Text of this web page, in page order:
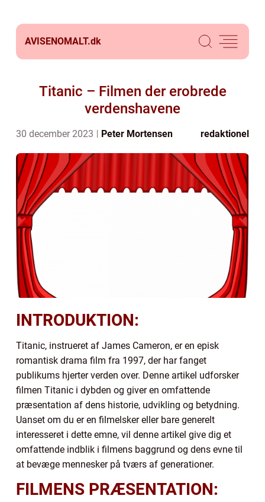
AVISENOMALT.dk
Titanic – Filmen der erobrede
verdenshavene
30 december 2023 Peter Mortensen redaktionel
INTRODUKTION:
Titanic, instrueret af James Cameron, er en episk
romantisk drama film fra 1997, der har fanget
publikums hjerter verden over. Denne artikel udforsker
filmen Titanic i dybden og giver en omfattende
præsentation af dens historie, udvikling og betydning.
Uanset om du er en filmelsker eller bare generelt
interesseret i dette emne, vil denne artikel give dig et
omfattende indblik i filmens baggrund og dens evne til
at bevæge mennesker på tværs af generationer.
FILMENS PRÆSENTATION: